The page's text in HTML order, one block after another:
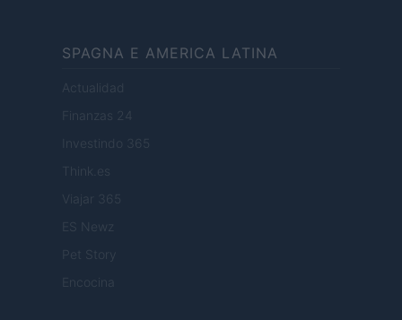
SPAGNA E AMERICA LATINA
Actualidad
Finanzas 24
Investindo 365
Think.es
Viajar 365
ES Newz
Pet Story
Encocina